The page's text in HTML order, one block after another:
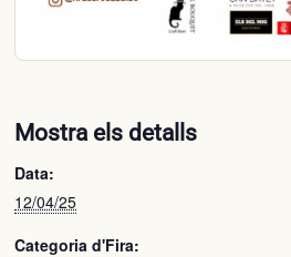
Mostra els detalls
Data:
12/04/25
Categoria d'Fira: